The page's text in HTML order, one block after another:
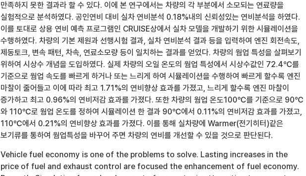
만족하지 못한 결과라 할 수 있다. 이에 본 연구에서는 차량의 각 부분에서 소모되는 연료량을
실험적으로 분석하였다. 공인연비 대비 실차 연비분석 0.18%내의 신뢰성있는 연비분석을 하였다.
이를 토대로 상용 연비 예측 프로그램인 CRUISE상에서 실차 모델을 개발하기 위한 시뮬레이션을
수행하였다. 차량의 기본 제원과 선행시험 결과, 실차 연비분석 결과 등을 입력하여 엔진 회전속도,
제동토크, 변속 패턴, 차속, 연료소모량 등이 일치하는 결과를 얻었다. 차량의 웜업 특성을 살펴보기
위하여 시상수 개념을 도입하였다. 실제 차량의 오일 온도의 웜업 특성에서 시상수값인 72.4℃를
기준으로 웜업 속도를 빠르게 하거나 또는 느리게 하여 시뮬레이션을 수행하여 빠르게 할수록 엔진
마찰이 줄어들고 이에 따라 최고 1.71%의 연비향상 효과를 가졌고, 느리게 할수록 엔진 마찰이
증가하고 최고 0.96%의 연비저감 효과를 가졌다. 또한 차량의 웜업 온도100℃를 기준으로 90℃
와 110℃로 웜업 온도를 정하여 시뮬레이션 한 결과 90℃에서 0.11%의 연비저감 효과를 가졌고,
110℃에서 0.21%의 연비향상 효과를 가졌다. 이를 통해 실차량에 Warmer(전기히터)같은
보기류를 통하여 웜업특성을 바꾸어 주면 차량의 연비를 개선할 수 있을 것으로 판단된다.
Vehicle fuel economy is one of the problems to solve. Lasting increases in the
price of fuel and exhaust control are focused the enhancement of fuel economy.